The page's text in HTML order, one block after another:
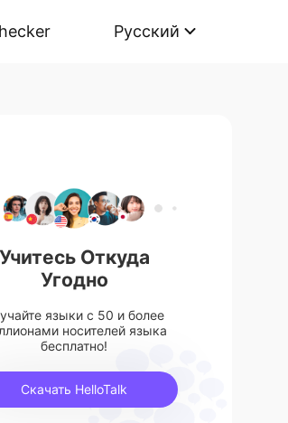
Русский
Учитесь Откуда
Угодно
языки с 50 и более
носителей языка
бесплатно!
Скачать HelloTalk